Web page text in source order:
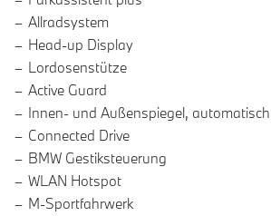
Allradsystem
Head-up Display
Lordosenstütze
Active Guard
Innen- und Außenspiegel,
Connected Drive
BMW Gestiksteuerung
WLAN Hotspot
M-Sportfahrwerk